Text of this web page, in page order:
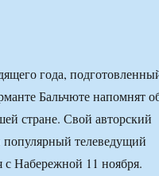
года,
Бальчюте напомнят
стране. Свой авторский
популярный телеведущий
Набережной 11 ноября.